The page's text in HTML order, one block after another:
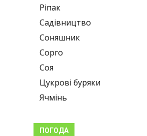
Ріпак
Садівництво
Соняшник
Сорго
Соя
Цукрові буряки
Ячмінь
ПОГОДА